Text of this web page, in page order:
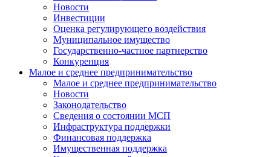
Новости
Инвестиции
Оценка регулирующего воздействия
Муниципальное имущество
Государственно-частное партнерство
Конкуренция
Малое и среднее предпринимательство
Малое и среднее предпринимательство
Новости
Законодательство
Сведения о состоянии МСП
Инфраструктура поддержки
Финансовая поддержка
Имущественная поддержка